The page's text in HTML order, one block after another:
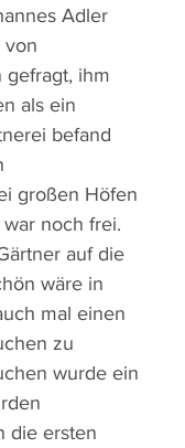
Adler
gefragt, ihm
als ein
befand
großen Höfen
noch frei.
auf die
wäre in
mal einen
zu
wurde ein
die ersten